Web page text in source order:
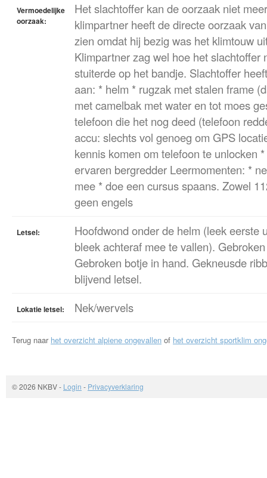
Vermoedelijke
oorzaak:
Het slachtoffer kan de oorzaak niet
klimpartner heeft de directe oorzaak
zien omdat hij bezig was het klimtouw
Klimpartner zag wel hoe het slachtoffer
stuiterde op het bandje. Slachtoffer
aan: * helm * rugzak met stalen frame
met camelbak met water en tot moes
telefoon die het nog deed (telefoon
accu: slechts vol genoeg om GPS
kennis komen om telefoon te unlocken
ervaren bergredder Leermomenten: *
mee * doe een cursus spaans. Zowel
geen engels
Letsel:
Hoofdwond onder de helm (leek eerste
bleek achteraf mee te vallen).
Gebroken botje in hand. Gekneusde
blijvend letsel.
Lokatie letsel: Nek/wervels
Terug naar het overzicht alpiene ongevallen of het overzicht sportklim
© 2026 NKBV- Login - Privacyverklaring